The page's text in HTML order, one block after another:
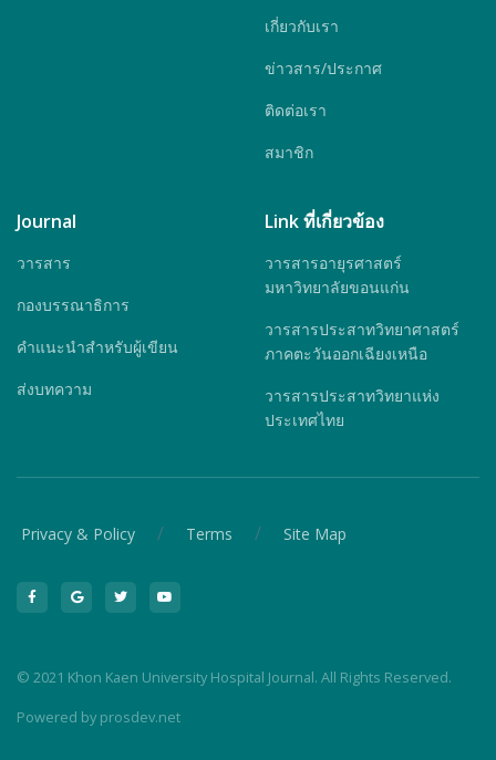
เกี่ยวกับเรา
ข่าวสาร/ประกาศ
ติดต่อเรา
สมาชิก
Journal
วารสาร
กองบรรณาธิการ
คำแนะนำสำหรับผู้เขียน
ส่งบทความ
Link ที่เกี่ยวข้อง
วารสารอายุรศาสตร์
มหาวิทยาลัยขอนแก่น
วารสารประสาทวิทยาศาสตร์
ภาคตะวันออกเฉียงเหนือ
วารสารประสาทวิทยาแห่ง
ประเทศไทย
Privacy & Policy / Terms / Site Map
© 2021 Khon Kaen University Hospital Journal. All Rights Reserved.
Powered by prosdev.net